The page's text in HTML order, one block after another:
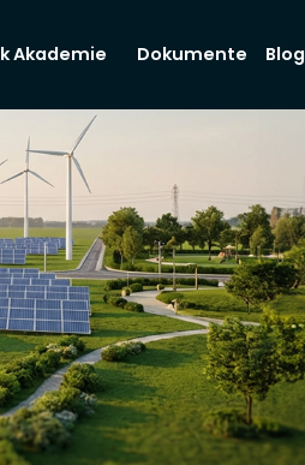
Akademie Dokumente Blog